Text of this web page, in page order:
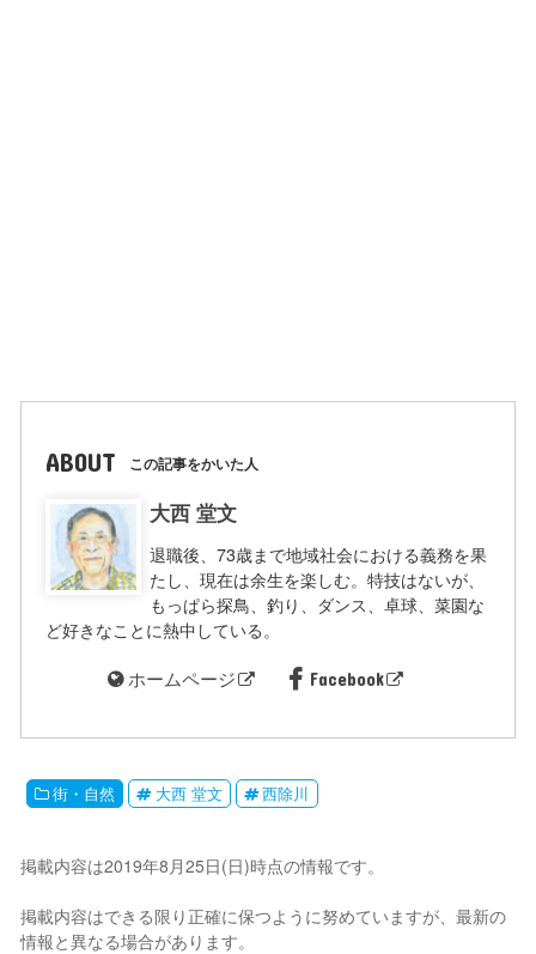
ABOUT この記事をかいた人
大西 堂文
退職後、73歳まで地域社会における義務を果
たし、現在は余生を楽しむ。特技はないが、
もっぱら探鳥、釣り、ダンス、卓球、菜園な
ど好きなことに熱中している。
ホームページ Facebook
街・自然 大西 堂文 西除川
掲載内容は2019年8月25日(日)時点の情報です。
掲載内容はできる限り正確に保つように努めていますが、最新の
情報と異なる場合があります。